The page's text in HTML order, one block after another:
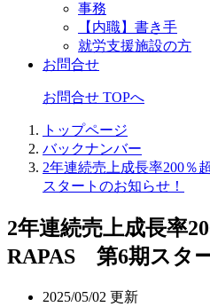
事務
【内職】書き手
就労支援施設の方
お問合せ
お問合せ TOPへ
トップページ
バックナンバー
2年連続売上成長率200％
スタートのお知らせ！
2年連続売上成長率
RAPAS 第6期スタ
2025/05/02 更新